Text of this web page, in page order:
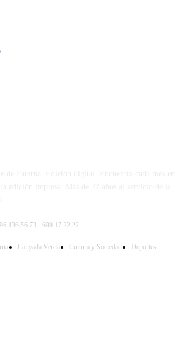
SÍGUENOS
136 56 73 - 699 17 22 22
Canyada Verda Cultura y Sociedad
Deportes